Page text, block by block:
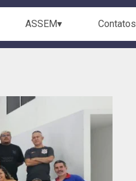
ASSEM▾ Contatos